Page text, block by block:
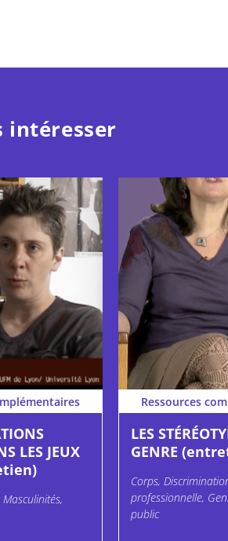
intéresser
LES JEUX
Masculinités,
Ressources
LES
GENRE
Corps,
professionnelle,
public